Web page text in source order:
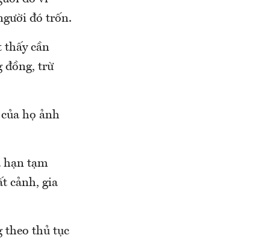
đó trốn.
thấy cần
đồng, trừ
họ ảnh
hạn tạm
cảnh, gia
theo thủ tục